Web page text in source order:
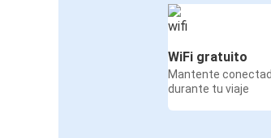
WiFi gratuito
Mantente
durante tu viaje